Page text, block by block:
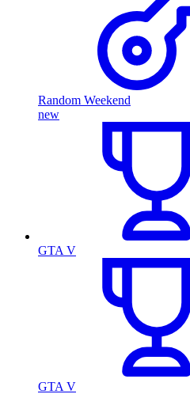
Random Weekend
new
GTA V
GTA V